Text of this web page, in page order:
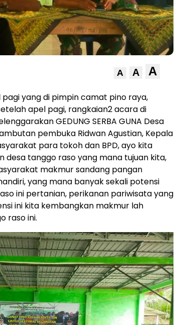
A A A
yang di pimpin camat pino raya,
apel pagi, rangkaian2 acara di
GEDUNG SERBA GUNA Desa
pembuka Ridwan Agustian, Kepala
para tokoh dan BPD, ayo kita
desa tanggo raso yang mana tujuan kita,
makmur sandang pangan
yang mana banyak sekali potensi
ini pertanian, perikanan pariwisata yang
ini kita kembangkan makmur lah
raso ini.